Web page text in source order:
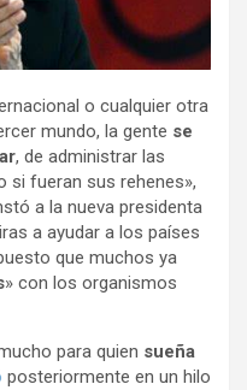
o cualquier otra
mundo, la gente se
, de administrar las
si fueran sus rehenes»,
a la nueva presidenta
a ayudar a los países
que muchos ya
» con los organismos
para quien sueña
posteriormente en un hilo